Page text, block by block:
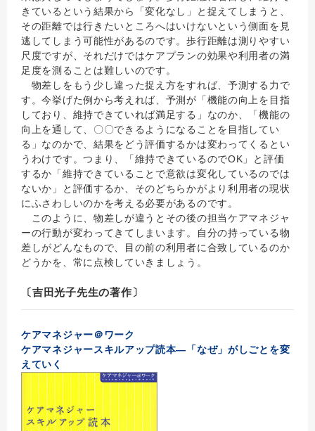
きているという結果から「変化なし」と捉えてしまうと、
その距離では行きたいところへはいけないという側面を見
逃してしまう可能性があるのです。歩行距離は測りやすい
尺度ですが、それだけではケアプランの効果や利用者の満
足度を測ることは難しいのです。
物差しをもう少し違った捉え方をすれば、予測する力で
す。今挙げた例から考えれば、予測が「機能の向上を目指
しており、維持できていれば満足する」なのか、「機能の
向上を通して、〇〇できるようになることを目指してい
る」なのかで、結果をどう評価するかは変わってくるとい
うわけです。つまり、「維持できているのでOK」と評価
するか「維持できていることで意欲は変化しているのでは
ないか」と評価するか、そのどちらかがより利用者の現状
にふさわしいのかを考える必要があるのです。
このように、物差しが違うとその後の担当ケアマネジャ
ーの行動が変わってきてしまいます。自分の持っている物
差しがどんなもので、目の前の利用者に合致しているのか
どうかを、常に点検していきましょう。
〔吉田光子先生の著作〕
ケアマネジャー＠ワーク
ケアマネジャースキルアップ読本―「なぜ」がしごとを変
えていく